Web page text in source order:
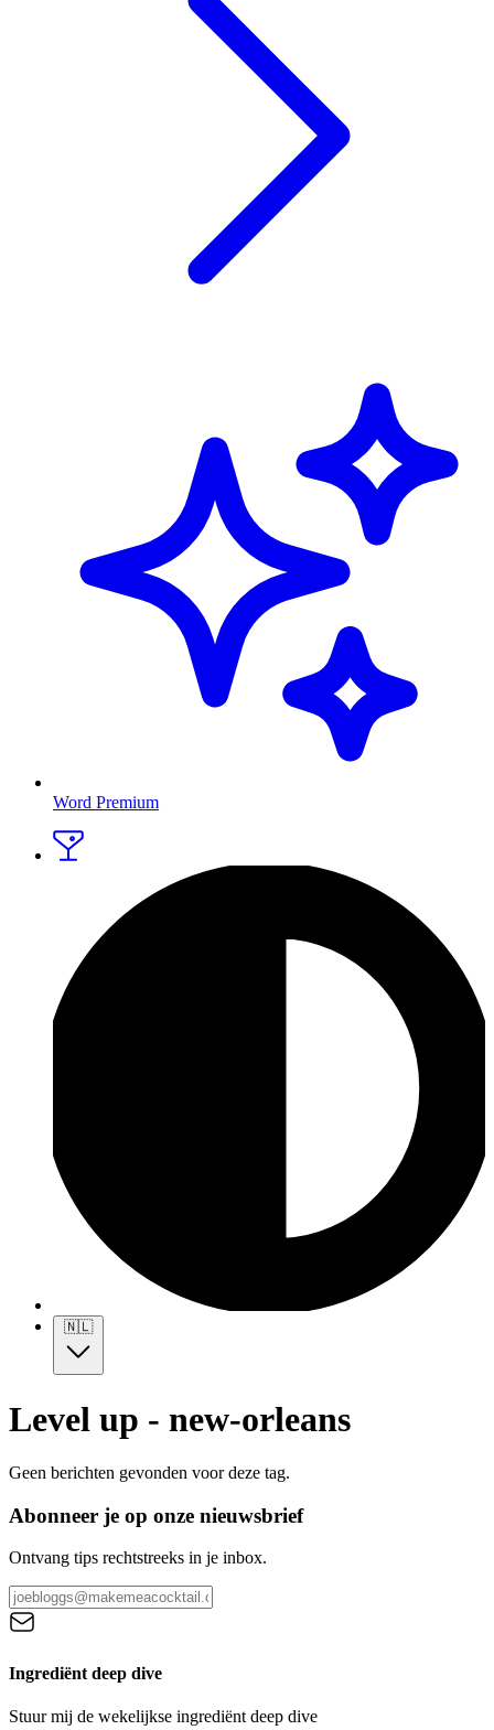
Word Premium
🇳🇱
Level up - new-orleans
Geen berichten gevonden voor deze tag.
Abonneer je op onze nieuwsbrief
Ontvang tips rechtstreeks in je inbox.
Ingrediënt deep dive
Stuur mij de wekelijkse ingrediënt deep dive